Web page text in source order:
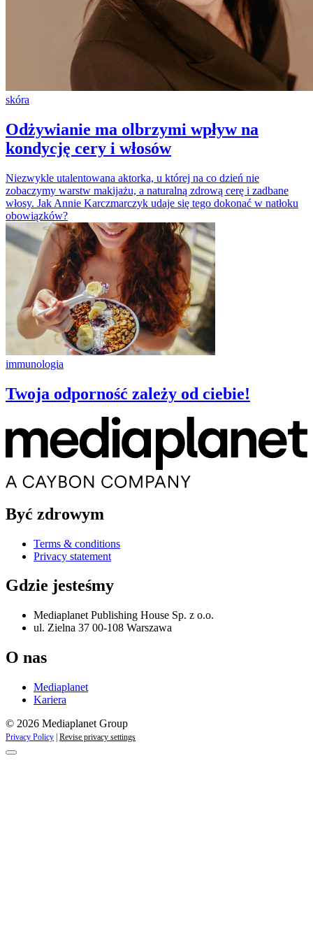
skóra
Odżywianie ma olbrzymi wpływ na
kondycję cery i włosów
Niezwykle utalentowana aktorka, u której na co dzień nie
zobaczymy warstw makijażu, a naturalną zdrową cerę i zadbane
włosy. Jak Annie Karczmarczyk udaje się tego dokonać w natłoku
obowiązków?
immunologia
Twoja odporność zależy od ciebie!
Być zdrowym
Terms & conditions
Privacy statement
Gdzie jesteśmy
Mediaplanet Publishing House Sp. z o.o.
ul. Zielna 37 00-108 Warszawa
O nas
Mediaplanet
Kariera
© 2026 Mediaplanet Group
Privacy Policy Revise privacy settings